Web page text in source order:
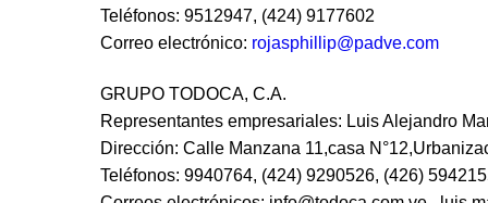
Teléfonos: 9512947, (424) 9177602
Correo electrónico: rojasphillip@padve.com
GRUPO TODOCA, C.A.
Representantes empresariales: Luis Alejandro
Dirección: Calle Manzana 11,casa
Teléfonos: 9940764, (424) 9290526, (426)